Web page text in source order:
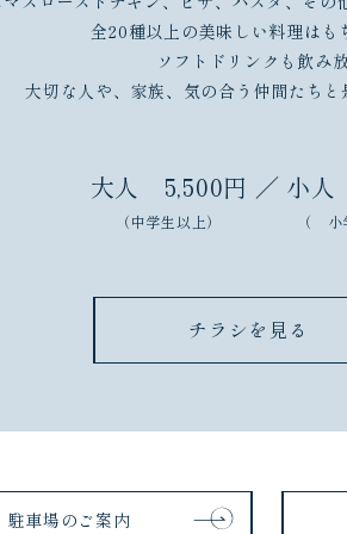
全20種以上の美味しい料理はも
ソフトドリンクも飲み
大切な人や、家族、気の合う仲間たち
大人 5,500円 ／ 小
（中学生以上） （ 小
チラシを見る
駐車場のご案内